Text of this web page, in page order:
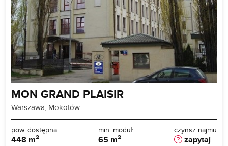
MON GRAND PLAISIR
Warszawa, Mokotów
pow. dostępna
448 m2
min. moduł
65 m2
czynsz najmu
zapytaj